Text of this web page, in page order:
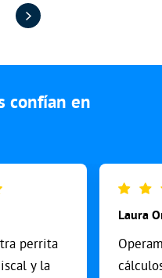
confían en
perrita
y la
Laura